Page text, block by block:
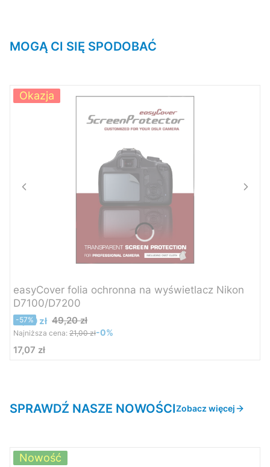
MOGĄ CI SIĘ SPODOBAĆ
Okazja
easyCover folia ochronna na wyświetlacz Nikon
D7100/D7200
Cena promocyjna
21,00 zł 49,20 zł
-57%
Najniższa cena: 21,00 zł-0%
Cena
17,07 zł
SPRAWDŹ NASZE NOWOŚCIZobacz więcej
Nowość